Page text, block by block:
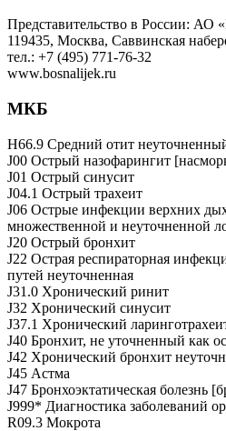
Представительство в России: АО
119435, Москва, Саввинская
тел.: +7 (495) 771-76-32
www.bosnalijek.ru
МКБ
H66.9 Средний отит
J00 Острый назофарингит
J01 Острый синусит
J04.1 Острый трахеит
J06 Острые инфекции верхних
множественной и неуточненной
J20 Острый бронхит
J22 Острая респираторная
путей неуточненная
J31.0 Хронический ринит
J32 Хронический синусит
J37.1 Хронический
J40 Бронхит, не уточненный как
J42 Хронический бронхит
J45 Астма
J47 Бронхоэктатическая болезнь
J999* Диагностика заболеваний
R09.3 Мокрота